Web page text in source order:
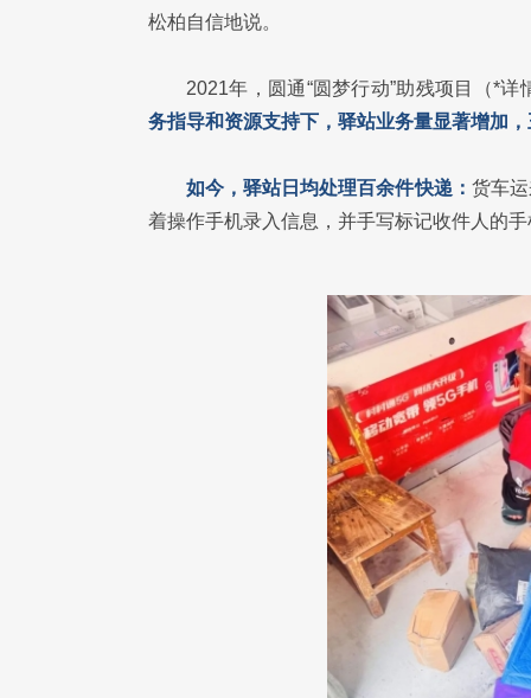
松柏自信地说。
2021年，圆通“圆梦行动”助残项目（*
务指导和资源支持下，驿站业务量显著增加
如今，驿站日均处理百余件快递： 货车
着操作手机录入信息，并手写标记收件人的